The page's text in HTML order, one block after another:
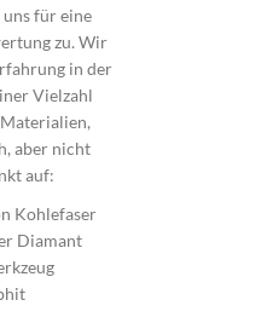
uns für eine
zu. Wir
in der
Vielzahl
aber nicht
auf:
Kohlefaser
Diamant